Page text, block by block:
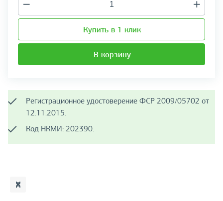
Купить в 1 клик
В корзину
Регистрационное удостоверение ФСР 2009/05702 от
12.11.2015.
Код НКМИ: 202390.